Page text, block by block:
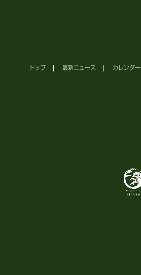
トップ 最新ニュース カレンダー